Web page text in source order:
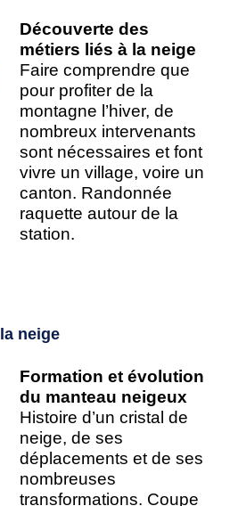
Découverte des
métiers liés à la neige
Faire comprendre que
pour profiter de la
montagne l’hiver, de
nombreux intervenants
sont nécessaires et font
vivre un village, voire un
canton. Randonnée
raquette autour de la
station.
la neige
Formation et évolution
du manteau neigeux
Histoire d’un cristal de
neige, de ses
déplacements et de ses
nombreuses
transformations. Coupe